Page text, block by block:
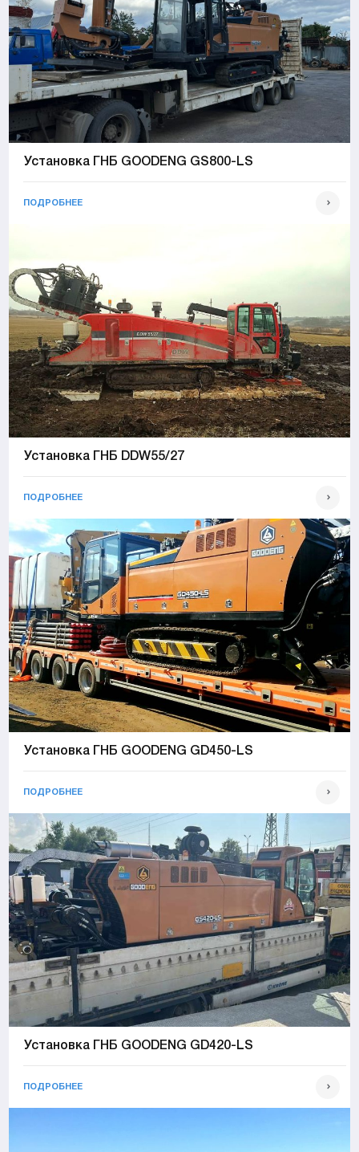
Установка ГНБ GOODENG GS800-LS
ПОДРОБНЕЕ
Установка ГНБ DDW55/27
ПОДРОБНЕЕ
Установка ГНБ GOODENG GD450-LS
ПОДРОБНЕЕ
Установка ГНБ GOODENG GD420-LS
ПОДРОБНЕЕ